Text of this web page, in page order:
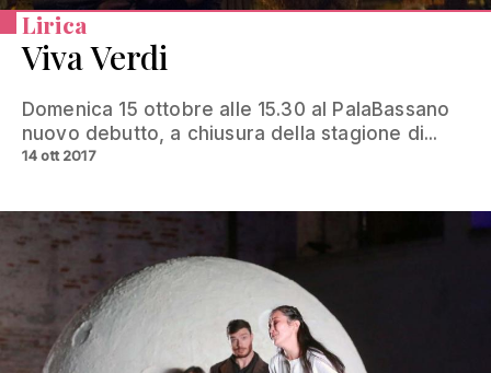
Lirica
Viva Verdi
Domenica 15 ottobre alle 15.30 al PalaBassano
nuovo debutto, a chiusura della stagione di...
14 ott 2017